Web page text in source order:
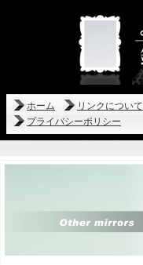
ホーム リンクについて
プライバシーポリシー